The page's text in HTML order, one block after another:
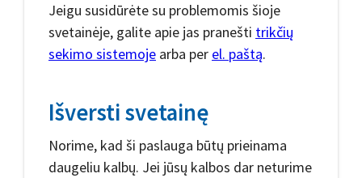
Jeigu susidūrėte su problemomis šioje
svetainėje, galite apie jas pranešti trikčių
sekimo sistemoje arba per el. paštą.
Išversti svetainę
Norime, kad ši paslauga būtų prieinama
daugeliu kalbų. Jei jūsų kalbos dar neturime